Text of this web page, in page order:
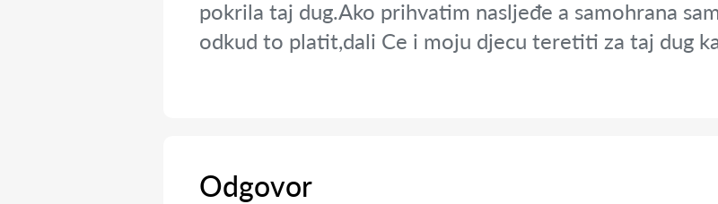
pokrila taj dug.Ako prihvatim nasljeđe a samohrana
odkud to platit,dali Ce i moju djecu teretiti za taj dug
Odgovor